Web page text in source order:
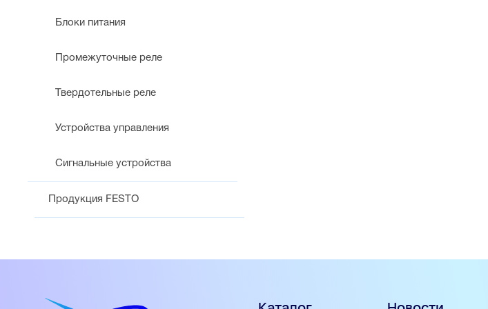
Блоки питания
Промежуточные реле
Твердотельные реле
Устройства управления
Сигнальные устройства
Продукция FESTO